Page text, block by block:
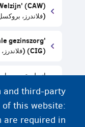
(CAW)
(فلاندرز،
gezinszorg'
(CIG) (فلاندرز، بروکسل)
که قربانی
اطلاعات بیشتر
and third-party
of this website:
are required in